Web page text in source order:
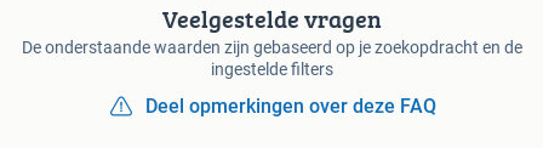
Veelgestelde vragen
De onderstaande waarden zijn gebaseerd op je zoekopdracht en de
ingestelde filters
Deel opmerkingen over deze FAQ